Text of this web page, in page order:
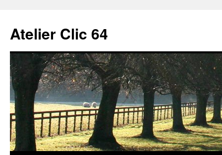
contenu
Atelier Clic 64